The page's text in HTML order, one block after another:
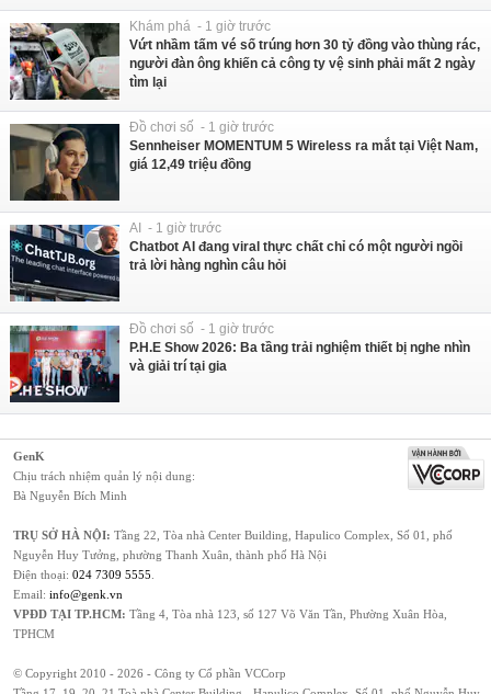
Khám phá - 1 giờ trước
Vứt nhầm tấm vé số trúng hơn 30 tỷ đồng vào thùng rác,
người đàn ông khiến cả công ty vệ sinh phải mất 2 ngày
tìm lại
Đồ chơi số - 1 giờ trước
Sennheiser MOMENTUM 5 Wireless ra mắt tại Việt Nam,
giá 12,49 triệu đồng
AI - 1 giờ trước
Chatbot AI đang viral thực chất chỉ có một người ngồi
trả lời hàng nghìn câu hỏi
Đồ chơi số - 1 giờ trước
P.H.E Show 2026: Ba tầng trải nghiệm thiết bị nghe nhìn
và giải trí tại gia
GenK
Chịu trách nhiệm quản lý nội dung:
Bà Nguyễn Bích Minh
TRỤ SỞ HÀ NỘI: Tầng 22, Tòa nhà Center Building, Hapulico Complex, Số 01, phố
Nguyễn Huy Tưởng, phường Thanh Xuân, thành phố Hà Nội
Điện thoại: 024 7309 5555
Email: info@genk.vn
VPĐD TẠI TP.HCM: Tầng 4, Tòa nhà 123, số 127 Võ Văn Tần, Phường Xuân Hòa,
TPHCM
© Copyright 2010 - 2026 - Công ty Cổ phần VCCorp